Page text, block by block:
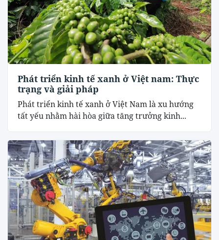
Phát triển kinh tế xanh ở Việt nam: Thực
trạng và giải pháp
Phát triển kinh tế xanh ở Việt Nam là xu hướng
tất yếu nhằm hài hòa giữa tăng trưởng kinh...